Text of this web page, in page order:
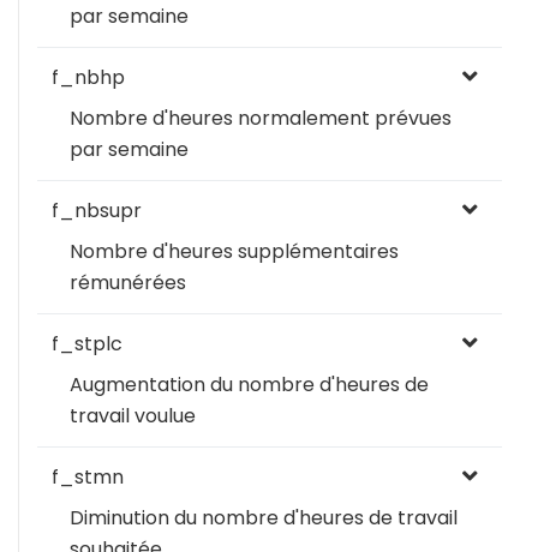
par semaine
f_nbhp
Nombre d'heures normalement prévues
par semaine
f_nbsupr
Nombre d'heures supplémentaires
rémunérées
f_stplc
Augmentation du nombre d'heures de
travail voulue
f_stmn
Diminution du nombre d'heures de travail